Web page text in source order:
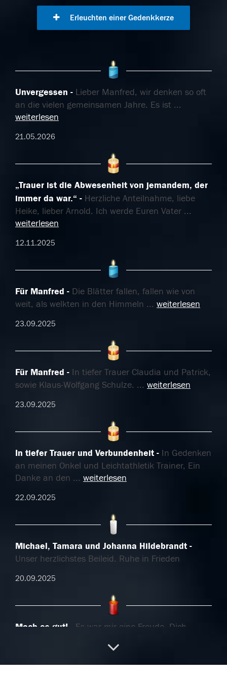
Erleuchten einer Gedenkkerze
Unvergessen
Lieber Manfred, wir denken so oft
an die vielen gemeinsamen Jahre. Es ist ...
weiterlesen
21.05.2026
„Trauer ist die Abwesenheit von jemandem, der
immer da war.“
Herzliche Anteilnahme, liebe
Heike, lieber Arnold. Ich werde Euren Vater ...
weiterlesen
12.11.2025
Für Manfred
Die Blätter fallen, fallen wie von
weit, als welkten in den Himmeln ... weiterlesen
23.09.2025
Für Manfred
In tiefer Trauer Claudia und Patrick,
sowie Klaus-Wolfgang Schulze. ... weiterlesen
23.09.2025
In tiefer Trauer und Verbundenheit
In Gedenken
an meinen Onkel und Leichtathletik Trainer, Ein
Danke an den ... weiterlesen
22.09.2025
Michael, Tamara und Johanna Hildebrandt
Unser herzlichstes Beileid. Ruhe in Frieden
20.09.2025
Mach es gut!
Es war mir eine Freude, Dich